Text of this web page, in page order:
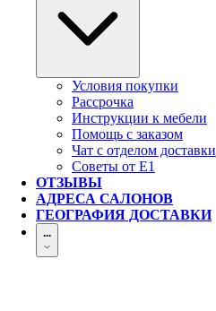
Условия покупки
Рассрочка
Инструкции к мебели
Помощь с заказом
Чат с отделом доставки
Советы от Е1
ОТЗЫВЫ
АДРЕСА САЛОНОВ
ГЕОГРАФИЯ ДОСТАВКИ
...